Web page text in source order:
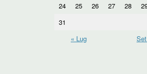
24
25 26 27 28
31
« Lug